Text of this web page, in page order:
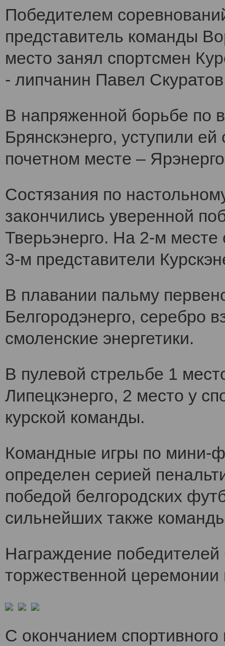
Победителем
представитель команды
место занял спортсмен
- липчанин Павел
В напряженной борьбе по
Брянскэнерго, уступили
почетном месте –
Состязания по
закончились уверенной
Тверьэнерго. На 2-м
3-м представители
В плавании пальму
Белгородэнерго, серебро
смоленские энергетики.
В пулевой стрельбе 1
Липецкэнерго, 2 место у
курской команды.
Командные игры по мини-
определен серией
победой белгородских
сильнейших также
Награждение
торжественной
С окончанием